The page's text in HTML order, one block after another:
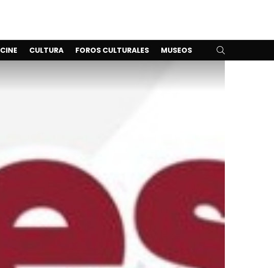
CINE CULTURA FOROS CULTURALES MUSEOS